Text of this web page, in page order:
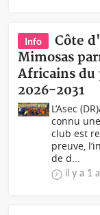
Info
Côte
Mimosas
Africains du
2026-2031
L’Asec
connu
club est
preuve,
de d...
il y a 1